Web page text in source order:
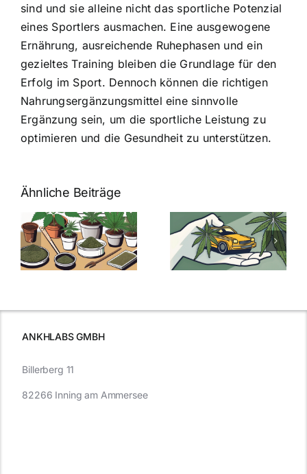
sind und sie alleine nicht das sportliche Potenzial
eines Sportlers ausmachen. Eine ausgewogene
Ernährung, ausreichende Ruhephasen und ein
gezieltes Training bleiben die Grundlage für den
Erfolg im Sport. Dennoch können die richtigen
Nahrungsergänzungsmittel eine sinnvolle
Ergänzung sein, um die sportliche Leistung zu
optimieren und die Gesundheit zu unterstützen.
Ähnliche Beiträge
Neue THC-
Grenzwert-
Regelung:
Was Sie über
Cannabis und
müssen
Cannabis
Samen
kaufen: Alles
was Sie
ANKHLABS GMBH
Billerberg 11
82266 Inning am Ammersee